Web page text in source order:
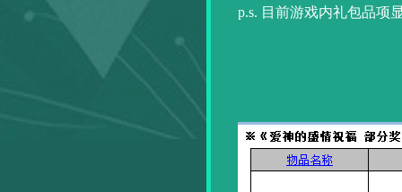
p.s. 目前游戏内礼包品项